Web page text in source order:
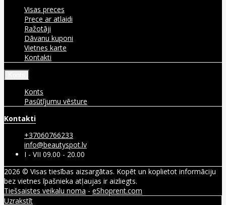
Visas preces
Prece ar atlaidi
Ražotāji
Dāvanu kuponi
Vietnes karte
Kontakti
Konts
Pasūtījumu vēsture
Kontakti
+37060766233
info@beautyspot.lv
I - VII 09.00 - 20.00
2026 © Visas tiesības aizsargātas. Kopēt un koplietot informāciju
bez vietnes īpašnieka atļaujas ir aizliegts.
Tiešsaistes veikalu noma - eShoprent.com
Uzrakstīt